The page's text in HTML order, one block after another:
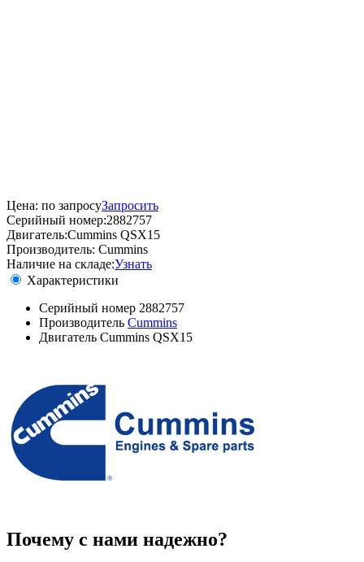
Цена: по запросуЗапросить
Серийный номер:2882757
Двигатель:Cummins QSX15
Производитель: Cummins
Наличие на складе:Узнать
Характеристики
Серийный номер 2882757
Производитель Cummins
Двигатель Cummins QSX15
Почему с нами надежно?